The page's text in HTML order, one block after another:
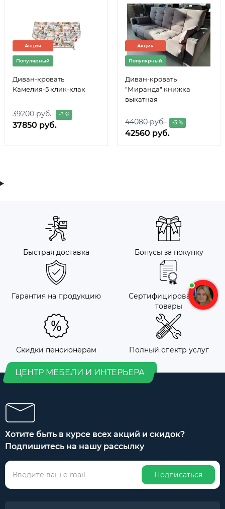
Акция
Популярный
Диван-кровать
Камелия-5 клик-клак
39200 руб. -3 %
37850 руб.
Акция
Популярный
Диван-кровать
"Миранда" книжка
выкатная
44080 руб. -3 %
42560 руб.
Быстрая доставка Бонусы за покупку
Гарантия на продукцию
Сертифицированные
товары
Скидки пенсионерам Полный спектр услуг
ЦЕНТР МЕБЕЛИ И ИНТЕРЬЕРА
Хотите быть в курсе всех акций и скидок?
Подпишитесь на нашу рассылку
Подписаться